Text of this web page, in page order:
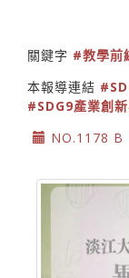
關鍵字 #教學前
本報導連結
#SDG9產業創
NO.1178 B